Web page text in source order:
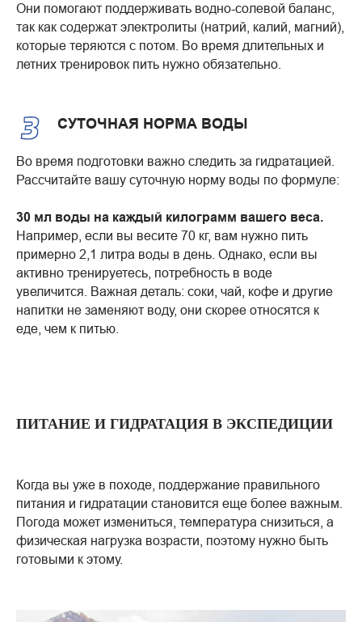
Они помогают поддерживать водно-солевой баланс,
так как содержат электролиты (натрий, калий, магний),
которые теряются с потом. Во время длительных и
летних тренировок пить нужно обязательно.
СУТОЧНАЯ НОРМА ВОДЫ
Во время подготовки важно следить за гидратацией.
Рассчитайте вашу суточную норму воды по формуле:
30 мл воды на каждый килограмм вашего веса.
Например, если вы весите 70 кг, вам нужно пить
примерно 2,1 литра воды в день. Однако, если вы
активно тренируетесь, потребность в воде
увеличится. Важная деталь: соки, чай, кофе и другие
напитки не заменяют воду, они скорее относятся к
еде, чем к питью.
ПИТАНИЕ И ГИДРАТАЦИЯ В ЭКСПЕДИЦИИ
Когда вы уже в походе, поддержание правильного
питания и гидратации становится еще более важным.
Погода может измениться, температура снизиться, а
физическая нагрузка возрасти, поэтому нужно быть
готовыми к этому.